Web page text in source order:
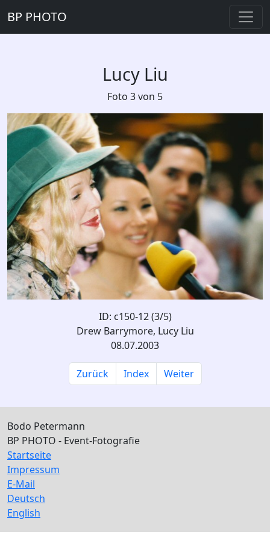
BP PHOTO
Lucy Liu
Foto 3 von 5
ID: c150-12 (3/5)
Drew Barrymore, Lucy Liu
08.07.2003
Zurück Index Weiter
Bodo Petermann
BP PHOTO - Event-Fotografie
Startseite
Impressum
E-Mail
Deutsch
English